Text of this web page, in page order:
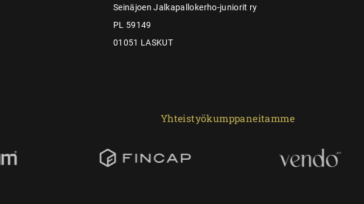
Seinäjoen Jalkapallokerho-juniorit ry
PL 59149
01051 LASKUT
Yhteistyökumppaneitamme